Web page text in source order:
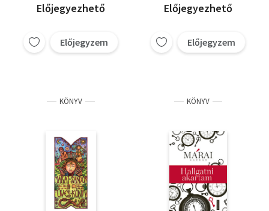
Előjegyezhető
Előjegyzem
Előjegyezhető
Előjegyzem
KÖNYV KÖNYV